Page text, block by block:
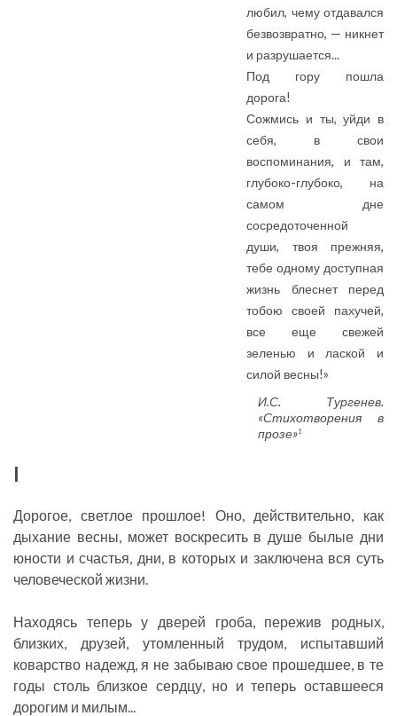
любил, чему отдавался
безвозвратно, — никнет
и разрушается...
Под гору пошла
дорога!
Сожмись и ты, уйди в
себя, в свои
воспоминания, и там,
глубоко-глубоко, на
самом дне
сосредоточенной
души, твоя прежняя,
тебе одному доступная
жизнь блеснет перед
тобою своей пахучей,
все еще свежей
зеленью и лаской и
силой весны!»
И.С. Тургенев.
«Стихотворения в
прозе»1
I
Дорогое, светлое прошлое! Оно, действительно, как
дыхание весны, может воскресить в душе былые дни
юности и счастья, дни, в которых и заключена вся суть
человеческой жизни.
Находясь теперь у дверей гроба, пережив родных,
близких, друзей, утомленный трудом, испытавший
коварство надежд, я не забываю свое прошедшее, в те
годы столь близкое сердцу, но и теперь оставшееся
дорогим и милым...